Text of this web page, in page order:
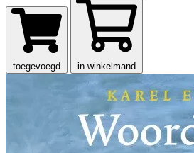
toegevoegd in winkelmand